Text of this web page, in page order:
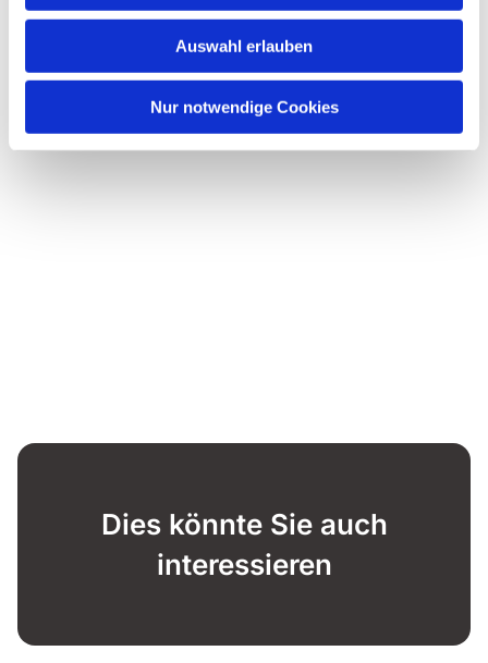
Auswahl erlauben
Nur notwendige Cookies
Konzerten pro Jahr aufgeführt.
Dies könnte Sie auch
interessieren